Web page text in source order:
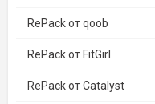
RePack от qoob
RePack от FitGirl
RePack от Catalyst